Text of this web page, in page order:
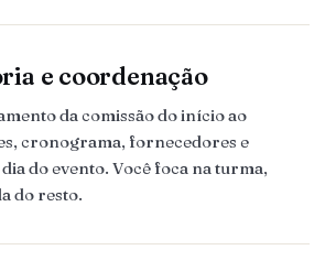
e coordenação
da comissão do início ao
cronograma, fornecedores e
do evento. Você foca na turma,
do resto.